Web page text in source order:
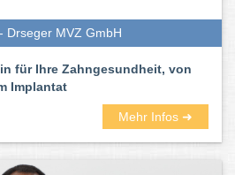
Drseger MVZ GmbH
für Ihre Zahngesundheit, von
Implantat
Mehr Infos ➜